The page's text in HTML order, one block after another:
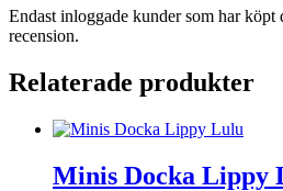
Endast inloggade kunder som har köpt
recension.
Relaterade produkter
Minis Docka Lippy